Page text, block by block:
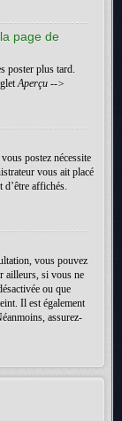
page de
poster plus tard.
Aperçu -->
postez nécessite
vous ait placé
d’être affichés.
vous pouvez
ailleurs, si vous ne
ou que
Il est également
assurez-